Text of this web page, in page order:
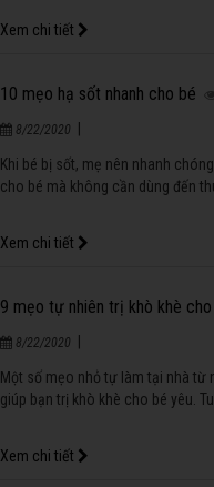
Xem chi tiết
10 mẹo hạ sốt nhanh cho bé
8/22/2020
Khi bé bị sốt, mẹ nên nhanh
cho bé mà không cần dùng đến
Xem chi tiết
9 mẹo tự nhiên trị khò khè
8/22/2020
Một số mẹo nhỏ tự làm tại nhà từ
giúp bạn trị khò khè cho bé yêu.
Xem chi tiết